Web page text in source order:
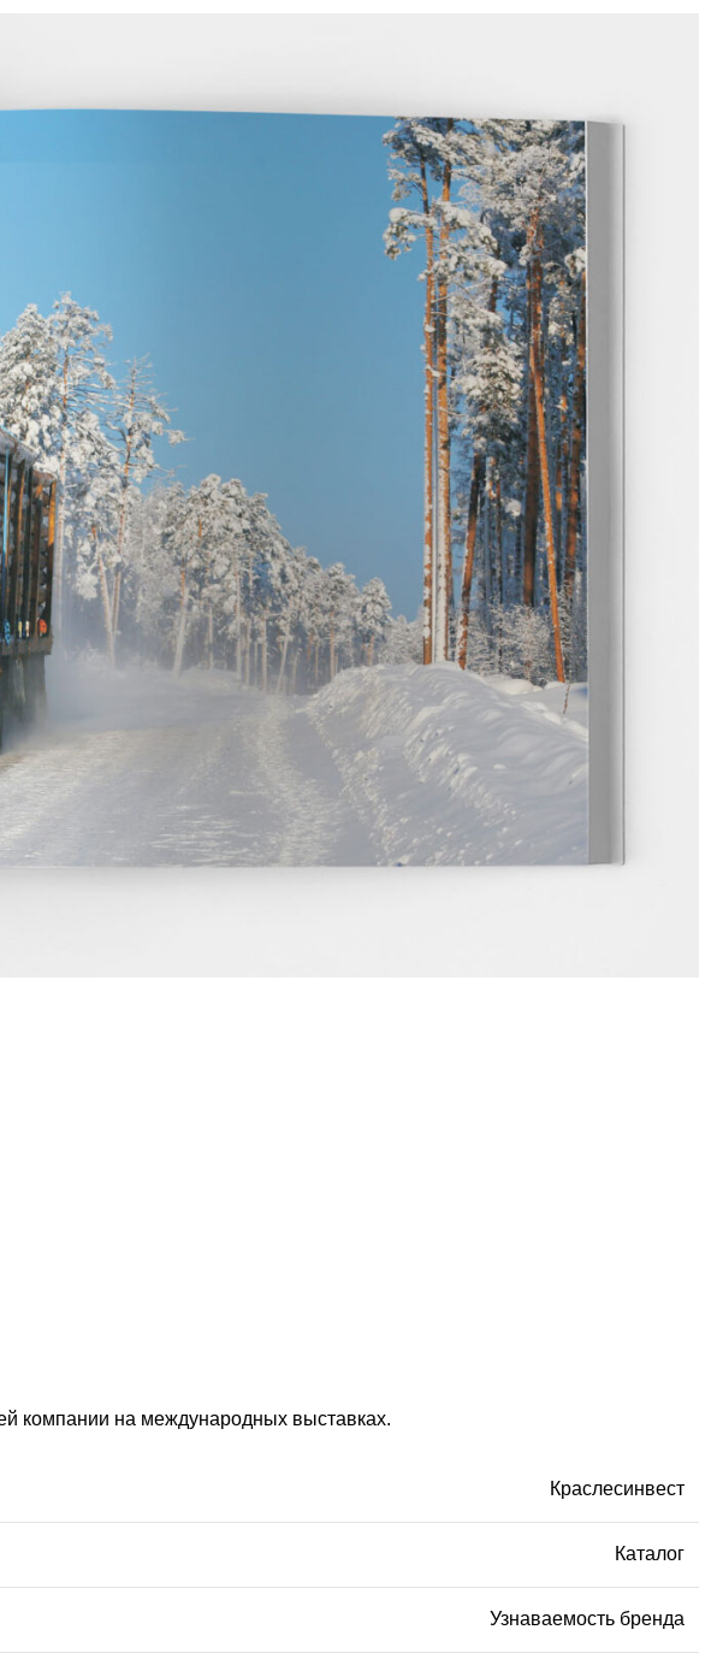
компании на международных выставках.
Краслесинвест
Каталог
Узнаваемость бренда